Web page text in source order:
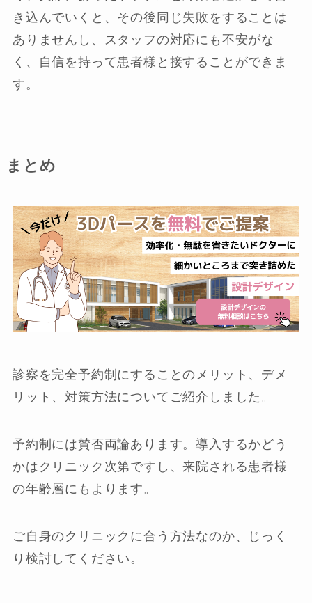
き込んでいくと、その後同じ失敗をすることは
ありませんし、スタッフの対応にも不安がな
く、自信を持って患者様と接することができま
す。
まとめ
診察を完全予約制にすることのメリット、デメ
リット、対策方法についてご紹介しました。
予約制には賛否両論あります。導入するかどう
かはクリニック次第ですし、来院される患者様
の年齢層にもよります。
ご自身のクリニックに合う方法なのか、じっく
り検討してください。